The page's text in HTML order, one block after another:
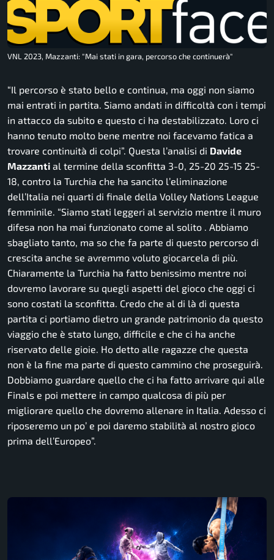
VNL 2023, Mazzanti: "Mai stati in gara, percorso che continuerà"
“Il percorso è stato bello e continua, ma oggi non siamo
mai entrati in partita. Siamo andati in difficoltà con i tempi
in attacco da subito e questo ci ha destabilizzato. Loro ci
hanno tenuto molto bene mentre noi facevamo fatica a
trovare continuità di colpi”. Questa l’analisi di Davide
Mazzanti al termine della sconfitta 3-0, 25-20 25-15 25-
18, contro la Turchia che ha sancito l’eliminazione
dell’Italia nei quarti di finale della Volley Nations League
femminile. “Siamo stati leggeri al servizio mentre il muro
difesa non ha mai funzionato come al solito . Abbiamo
sbagliato tanto, ma so che fa parte di questo percorso di
crescita anche se avremmo voluto giocarcela di più.
Chiaramente la Turchia ha fatto benissimo mentre noi
dovremo lavorare su quegli aspetti del gioco che oggi ci
sono costati la sconfitta. Credo che al di là di questa
partita ci portiamo dietro un grande patrimonio da questo
viaggio che è stato lungo, difficile e che ci ha anche
riservato delle gioie. Ho detto alle ragazze che questa
non è la fine ma parte di questo cammino che proseguirà.
Dobbiamo guardare quello che ci ha fatto arrivare qui alle
Finals e poi mettere in campo qualcosa di più per
migliorare quello che dovremo allenare in Italia. Adesso ci
riposeremo un po’ e poi daremo stabilità al nostro gioco
prima dell’Europeo”.